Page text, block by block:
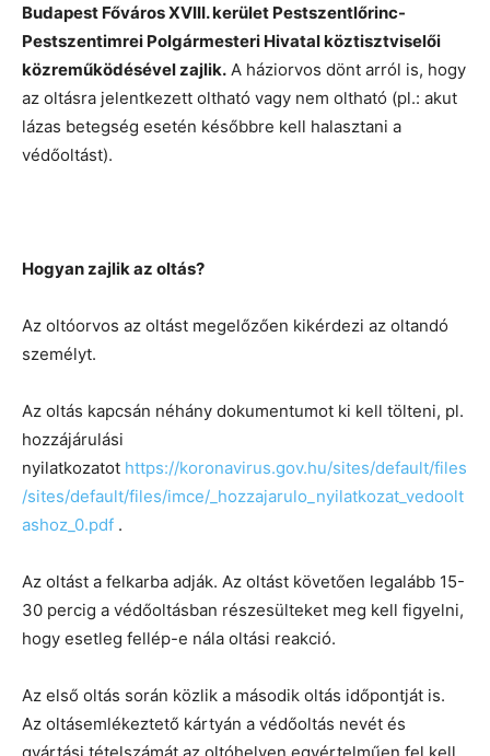
Budapest Főváros XVIII. kerület Pestszentlőrinc-
Pestszentimrei Polgármesteri Hivatal köztisztviselői
közreműködésével zajlik. A háziorvos dönt arról is, hogy
az oltásra jelentkezett oltható vagy nem oltható (pl.: akut
lázas betegség esetén későbbre kell halasztani a
védőoltást).
Hogyan zajlik az oltás?
Az oltóorvos az oltást megelőzően kikérdezi az oltandó
személyt.
Az oltás kapcsán néhány dokumentumot ki kell tölteni, pl.
hozzájárulási
nyilatkozatot https://koronavirus.gov.hu/sites/default/files
/sites/default/files/imce/_hozzajarulo_nyilatkozat_vedoolt
ashoz_0.pdf .
Az oltást a felkarba adják. Az oltást követően legalább 15-
30 percig a védőoltásban részesülteket meg kell figyelni,
hogy esetleg fellép-e nála oltási reakció.
Az első oltás során közlik a második oltás időpontját is.
Az oltásemlékeztető kártyán a védőoltás nevét és